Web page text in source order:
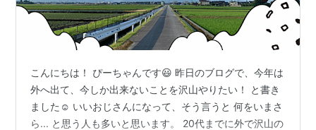
こんにちは！ ぴーちゃんです😃 昨日のブログで、今年は
外へ出て、今しか出来ないことを沢山やりたい！ と書き
ました☺️ いいおじさんになって、そう言うと 何をいまさ
ら... と思う人も多いと思います。 20代までに外で沢山の